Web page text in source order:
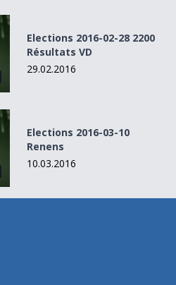
Résultats VD
Elections 2016-02-28 2200
Résultats VD
29.02.2016
Elections 2016-03-10
Renens
10.03.2016